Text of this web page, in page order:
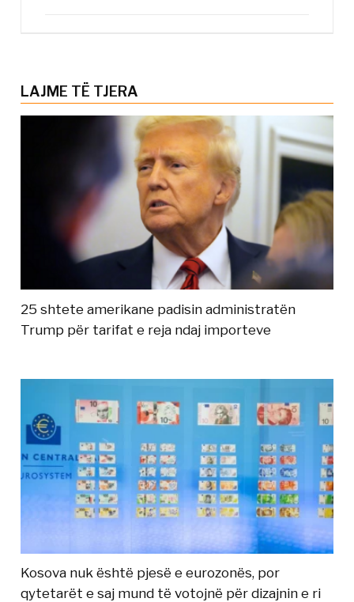
LAJME TË TJERA
25 shtete amerikane padisin administratën
Trump për tarifat e reja ndaj importeve
Kosova nuk është pjesë e eurozonës, por
qytetarët e saj mund të votojnë për dizajnin e ri